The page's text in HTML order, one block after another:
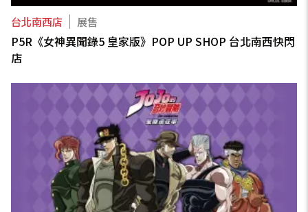
台北南西店 展售
P5R《女神異聞錄5 皇家版》POP UP SHOP 台北南西快閃
店